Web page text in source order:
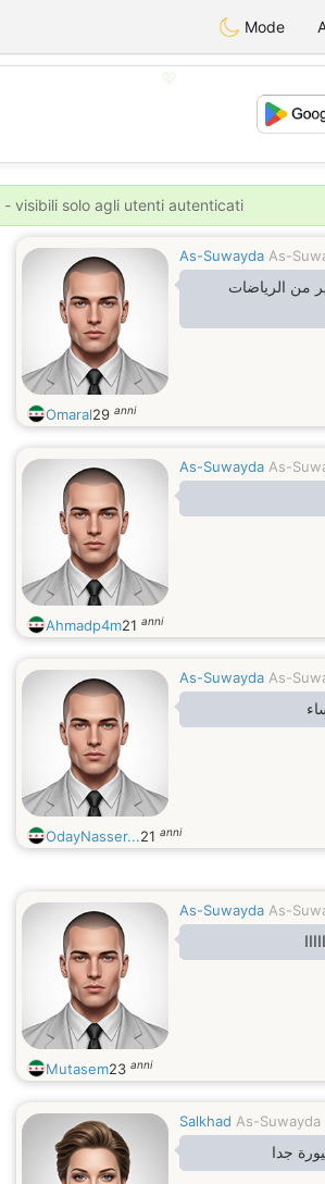
Mode
visibili solo agli utenti autenticati
As-Suwayda As-
من الرياضات
Omaral29 anni
As-Suwayda As-
Ahmadp4m21 anni
As-Suwayda As-
OdayNasser...21 anni
As-Suwayda As-
Mutasem23 anni
Salkhad As-Suwayda
جدا